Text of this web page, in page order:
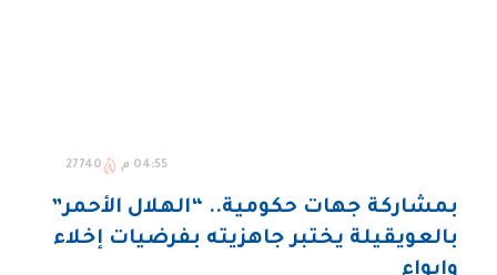
04:55 م 27740
بمشاركة جهات حكومية.. “الهلال الأحمر”
بالعويقيلة يختبر جاهزيته بفرضيات إخلاء
وإيواء